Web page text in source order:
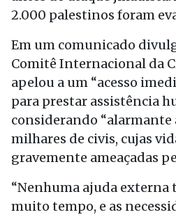
2.000 palestinos foram
Em um comunicado
Comitê Internacional da
apelou a um “acesso
para prestar assistência
considerando “alarmante
milhares de civis, cujas
gravemente ameaçadas
“Nenhuma ajuda externa
muito tempo, e as